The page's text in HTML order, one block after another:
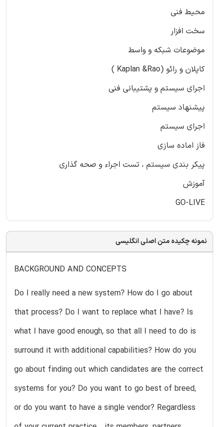
محیط فنی
سخت افزار
موضوعات شبکه و واسط
کاپلان و رائو (Kaplan &Rao )
اجرای سیستم و پشتیبانی فنی
پیشنهاد سیستم
اجرای سیستم
فاز اماده سازی
پیکر بندی سیستم ، تست اجراء و صحه گذاری
آموزش
GO-LIVE
نمونه چکیده متن اصلی انگلیسی
BACKGROUND AND CONCEPTS
Do I really need a new system? How do I go about
that process? Do I want to replace what I have? Is
what I have good enough, so that all I need to do is
surround it with additional capabilities? How do you
go about finding out which candidates are the correct
systems for you? Do you want to go best of breed,
or do you want to have a single vendor? Regardless